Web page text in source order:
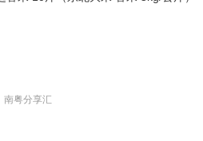
南粤分享汇